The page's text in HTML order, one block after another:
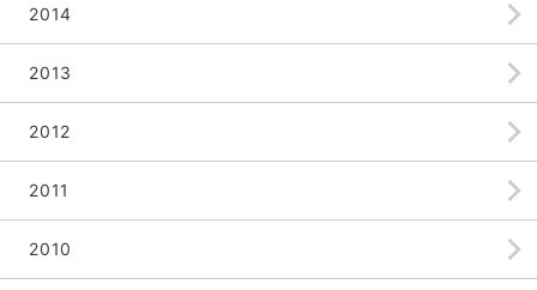
2014
2013
2012
2011
2010